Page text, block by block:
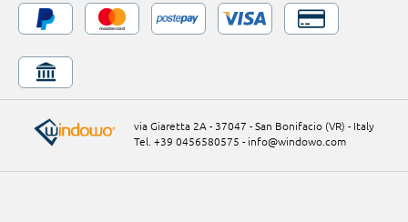
via Giaretta 2A - 37047 - San Bonifacio (VR) - Italy
Tel. +39 0456580575 - info@windowo.com